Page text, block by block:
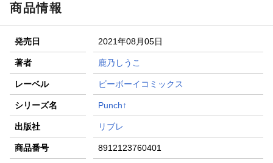
商品情報
発売日 2021年08月05日
著者 鹿乃しうこ
レーベル ビーボーイコミックス
シリーズ名 Punch↑
出版社 リブレ
商品番号 8912123760401